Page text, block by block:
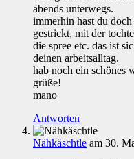
abends unterwegs.
immerhin hast du
gestrickt, mit der
die spree etc. das ist
deinen arbeitsalltag.
hab noch ein schönes
grüße!
mano
Antworten
Nähkäschtle am 30.